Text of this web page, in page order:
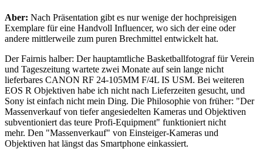
Aber: Nach Präsentation gibt es nur wenige der hochpreisigen
Exemplare für eine Handvoll Influencer, wo sich der eine oder
andere mittlerweile zum puren Brechmittel entwickelt hat.
Der Fairnis halber: Der hauptamtliche Basketballfotograf für Verein
und Tageszeitung wartete zwei Monate auf sein lange nicht
lieferbares CANON RF 24-105MM F/4L IS USM. Bei weiteren
EOS R Objektiven habe ich nicht nach Lieferzeiten gesucht, und
Sony ist einfach nicht mein Ding. Die Philosophie von früher: "Der
Massenverkauf von tiefer angesiedelten Kameras und Objektiven
subventioniert das teure Profi-Equipment" funktioniert nicht
mehr. Den "Massenverkauf" von Einsteiger-Kameras und
Objektiven hat längst das Smartphone einkassiert.